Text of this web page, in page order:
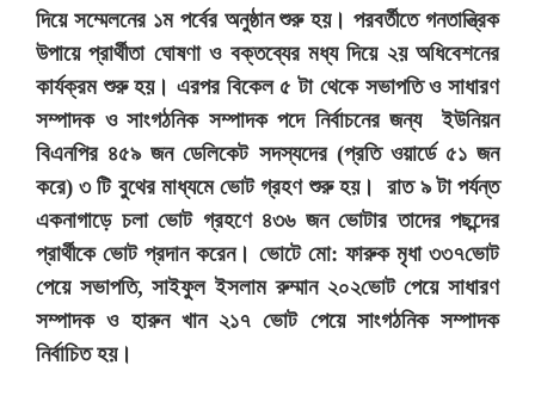
দিয়ে সম্মেলনের ১ম পর্বের অনুষ্ঠান শুরু হয়। পরবর্তীতে গনতান্ত্রিক
উপায়ে প্রার্থীতা ঘোষণা ও বক্তব্যের মধ্য দিয়ে ২য় অধিবেশনের
কার্যক্রম শুরু হয়। এরপর বিকেল ৫ টা থেকে সভাপতি ও সাধারণ
সম্পাদক ও সাংগঠনিক সম্পাদক পদে নির্বাচনের জন্য ইউনিয়ন
বিএনপির ৪৫৯ জন ডেলিকেট সদস্যদের (প্রতি ওয়ার্ডে ৫১ জন
করে) ৩ টি বুথের মাধ্যমে ভোট গ্রহণ শুরু হয়। রাত ৯ টা পর্যন্ত
একনাগাড়ে চলা ভোট গ্রহণে ৪৩৬ জন ভোটার তাদের পছন্দের
প্রার্থীকে ভোট প্রদান করেন। ভোটে মো: ফারুক মৃধা ৩৩৭ভোট
পেয়ে সভাপতি, সাইফুল ইসলাম রুম্মান ২০২ভোট পেয়ে সাধারণ
সম্পাদক ও হারুন খান ২১৭ ভোট পেয়ে সাংগঠনিক সম্পাদক
নির্বাচিত হয়।